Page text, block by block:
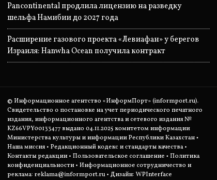
Pancontinental продлила лицензию на разведку
шельфа Намибии до 2027 года
Расширение газового проекта «Левиафан» у берегов
Израиля: Hanwha Ocean получила контракт
© Информационное агентство «ИнформПорт» (informport.ru).
Свидетельство о постановке на учет периодического печатного
издания, информационного агентства и сетевого издания №
KZ66VPY00133477 выдано 04.11.2025 комитетом информации
Министерства культуры и информации Республики Казахстан •
Наша миссия • Редакционный кодекс и стандарты качества •
Контакты редакции • Пользовательское соглашение • Политика
конфиденциальности • Информационное сотрудничество и
реклама: reklama@informport.ru • Дизайн: WPInterface